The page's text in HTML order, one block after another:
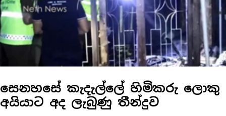
සෙනහසේ කැදැල්ලේ හිමිකරු ලොකු
අයියාට අද ලැබුණු තීන්දුව